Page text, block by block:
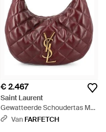
€ 2.467
Saint Laurent
Gewatteerde Schoudertas Met
Ysl-Plakkaat - Paars
Van FARFETCH